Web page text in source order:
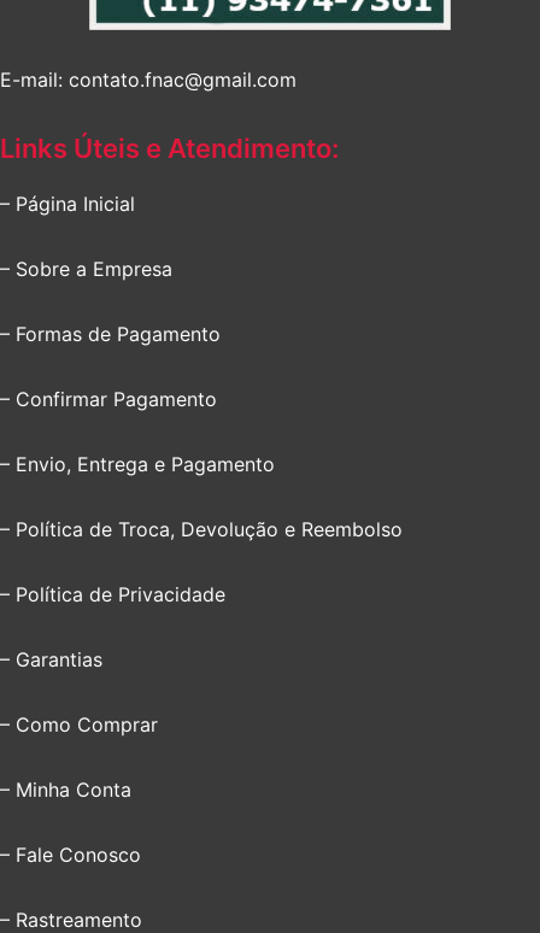
E-mail: contato.fnac@gmail.com
Links Úteis e Atendimento:
– Página Inicial
– Sobre a Empresa
– Formas de Pagamento
– Confirmar Pagamento
– Envio, Entrega e Pagamento
– Política de Troca, Devolução e Reembolso
– Política de Privacidade
– Garantias
– Como Comprar
– Minha Conta
– Fale Conosco
– Rastreamento